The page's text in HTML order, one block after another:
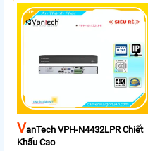
VAnTech VPH-N4432LPR Chiết
Khấu Cao